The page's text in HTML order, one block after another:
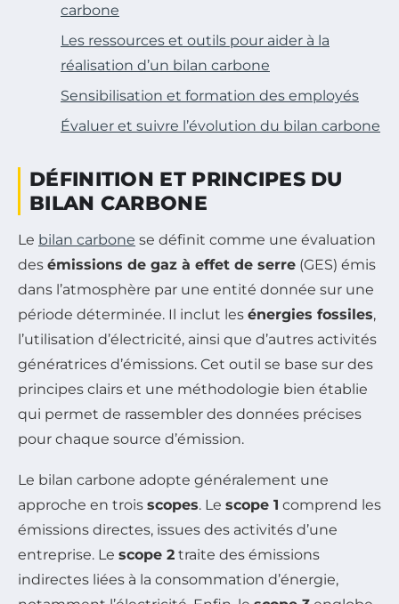
carbone
Les ressources et outils pour aider à la
réalisation d’un bilan carbone
Sensibilisation et formation des employés
Évaluer et suivre l’évolution du bilan carbone
DÉFINITION ET PRINCIPES DU
BILAN CARBONE
Le bilan carbone se définit comme une évaluation
des émissions de gaz à effet de serre (GES) émis
dans l’atmosphère par une entité donnée sur une
période déterminée. Il inclut les énergies fossiles,
l’utilisation d’électricité, ainsi que d’autres activités
génératrices d’émissions. Cet outil se base sur des
principes clairs et une méthodologie bien établie
qui permet de rassembler des données précises
pour chaque source d’émission.
Le bilan carbone adopte généralement une
approche en trois scopes. Le scope 1 comprend les
émissions directes, issues des activités d’une
entreprise. Le scope 2 traite des émissions
indirectes liées à la consommation d’énergie,